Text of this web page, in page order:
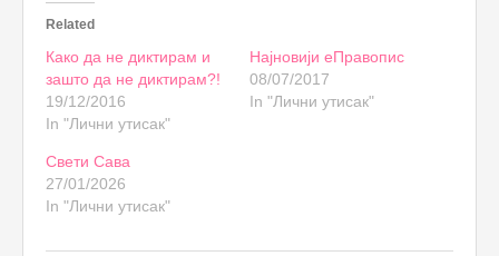
Related
Како да не диктирам и
зашто да не диктирам?!
19/12/2016
In "Лични утисак"
Најновији еПравопис
08/07/2017
In "Лични утисак"
Свети Сава
27/01/2026
In "Лични утисак"